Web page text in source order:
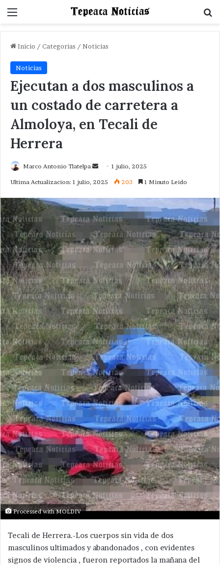
Menu
Inicio / Categorias / Noticias
Noticias
Ejecutan a dos masculinos a
un costado de carretera a
Almoloya, en Tecali de
Herrera
Marco Antonio Tlatelpa
Send1 julio, 2025
Ultima Actualizacion: 1 julio, 2025 203 1 Minuto Leido
Processed with MOLDIV
Tecali de Herrera.-Los cuerpos sin vida de dos
masculinos ultimados y abandonados , con evidentes
signos de violencia , fueron reportados la mañana del